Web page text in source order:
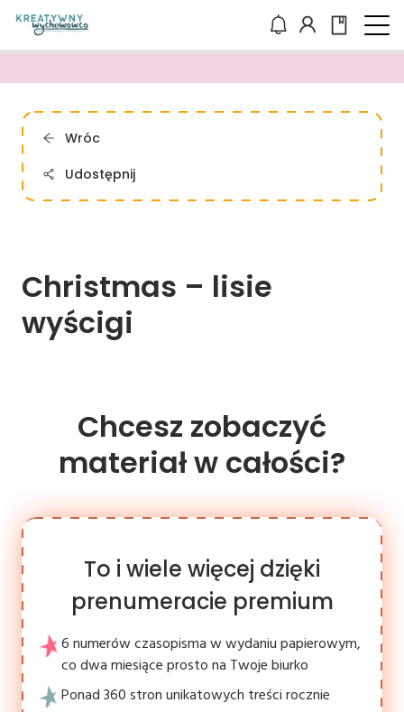
Wróc
Udostępnij
Christmas – lisie
wyścigi
Chcesz zobaczyć
materiał w całości?
To i wiele więcej dzięki
prenumeracie premium
6 numerów czasopisma w wydaniu papierowym,
co dwa miesiące prosto na Twoje biurko
Ponad 360 stron unikatowych treści rocznie